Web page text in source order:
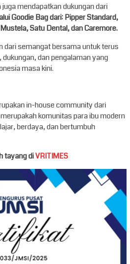
mendapatkan dukungan dari
Goodie Bag dari: Pipper Standard,
Satu Dental, dan Caremore.
dari semangat bersama untuk terus
dan pengalaman yang
masa kini.
in-house community dari
komunitas para ibu modern
berdaya, dan bertumbuh
tayang diVRITIMES